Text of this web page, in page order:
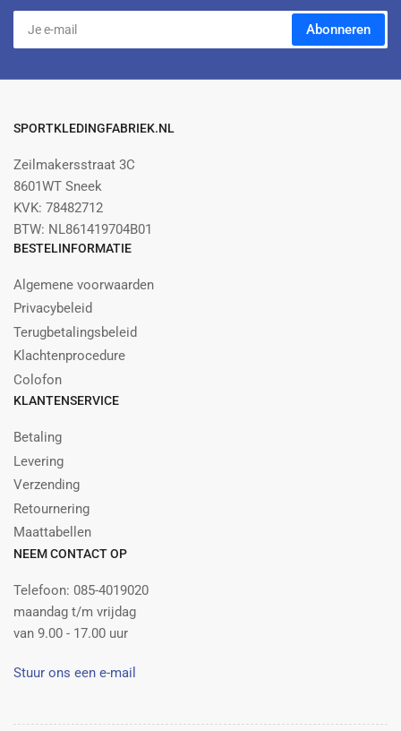
Je
mail
Abonneren
SPORTKLEDINGFABRIEK.NL
Zeilmakersstraat 3C
8601WT Sneek
KVK: 78482712
BTW: NL861419704B01
BESTELINFORMATIE
Algemene voorwaarden
Privacybeleid
Terugbetalingsbeleid
Klachtenprocedure
Colofon
KLANTENSERVICE
Betaling
Levering
Verzending
Retournering
Maattabellen
NEEM CONTACT OP
Telefoon: 085-4019020
maandag t/m vrijdag
van 9.00 - 17.00 uur
Stuur ons een e-mail